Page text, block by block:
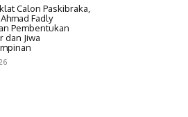
Calon Paskibraka,
Fadly
Pembentukan
dan Jiwa